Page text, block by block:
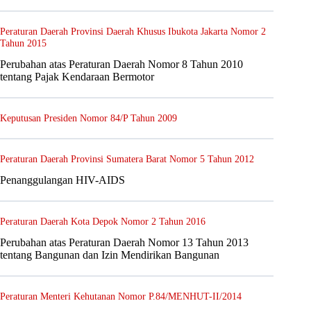
Peraturan Daerah Provinsi Daerah Khusus Ibukota Jakarta Nomor 2
Tahun 2015
Perubahan atas Peraturan Daerah Nomor 8 Tahun 2010
tentang Pajak Kendaraan Bermotor
Keputusan Presiden Nomor 84/P Tahun 2009
Peraturan Daerah Provinsi Sumatera Barat Nomor 5 Tahun 2012
Penanggulangan HIV-AIDS
Peraturan Daerah Kota Depok Nomor 2 Tahun 2016
Perubahan atas Peraturan Daerah Nomor 13 Tahun 2013
tentang Bangunan dan Izin Mendirikan Bangunan
Peraturan Menteri Kehutanan Nomor P.84/MENHUT-II/2014